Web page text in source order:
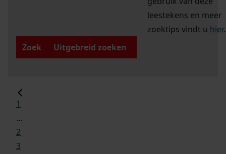
leestekens en meer
zoektips vindt u hier.
Zoek
Uitgebreid zoeken
1
...
2
3